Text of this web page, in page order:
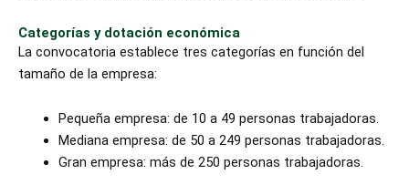
Categorías y dotación económica
La convocatoria establece tres categorías en función del
tamaño de la empresa:
Pequeña empresa: de 10 a 49 personas trabajadoras.
Mediana empresa: de 50 a 249 personas trabajadoras.
Gran empresa: más de 250 personas trabajadoras.